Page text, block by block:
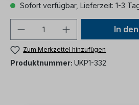
Sofort verfügbar, Lieferzeit: 1-3
In
Zum Merkzettel hinzufügen
Produktnummer: UKP1-332